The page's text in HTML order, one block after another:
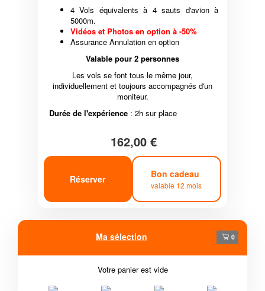
4 Vols équivalents à 4 sauts d'avion à
5000m.
Vidéos et Photos en option à -50%
Assurance Annulation en option
Valable pour 2 personnes
Les vols se font tous le même jour,
individuellement et toujours accompagnés d'un
moniteur.
Durée de l'expérience : 2h sur place
162,00 €
Réserver Bon cadeau
valable 12 mois
Ma sélection 0
Votre panier est vide